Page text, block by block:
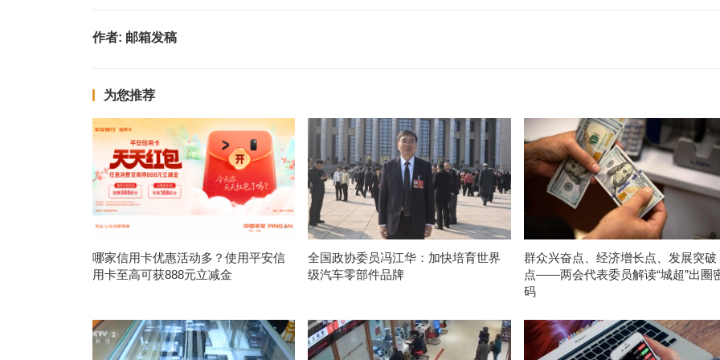
作者: 邮箱发稿
为您推荐
哪家信用卡优惠活动多？使用平安信
用卡至高可获888元立减金
全国政协委员冯江华：加快培育世界
级汽车零部件品牌
群众兴奋点、经济增长点、发展突破
点——两会代表委员解读“城超”出圈
码